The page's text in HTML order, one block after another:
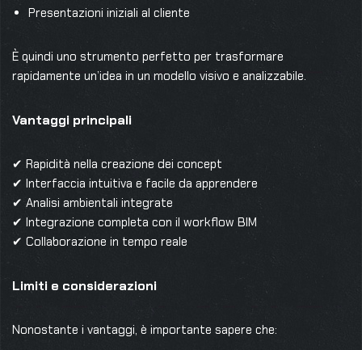
Presentazioni iniziali al cliente
È quindi uno strumento perfetto per trasformare
rapidamente un’idea in un modello visivo e analizzabile.
Vantaggi principali
✔ Rapidità nella creazione dei concept
✔ Interfaccia intuitiva e facile da apprendere
✔ Analisi ambientali integrate
✔ Integrazione completa con il workflow BIM
✔ Collaborazione in tempo reale
Limiti e considerazioni
Nonostante i vantaggi, è importante sapere che: